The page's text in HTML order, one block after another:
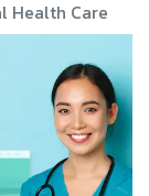
Health Care